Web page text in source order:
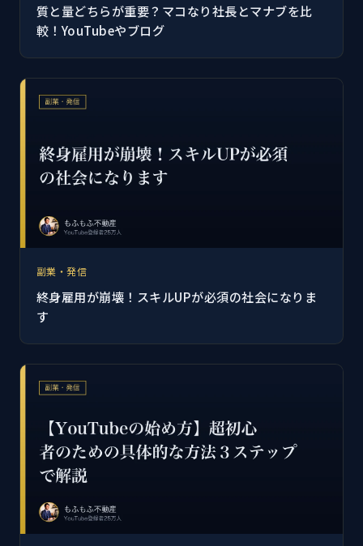
質と量どちらが重要？マコなり社長とマナブを比
較！YouTubeやブログ
副業・発信
終身雇用が崩壊！スキルUPが必須の社会になりま
す